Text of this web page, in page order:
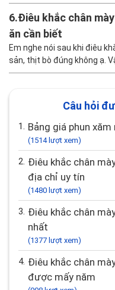
5.Điêu khắc chân
phẩm cần kiêng
Em mới làm điêu khắc chân
hỏi kỹ thuật viên nên kiêng
6.Điêu khắc chân
Em nghe nói sau khi điêu
Câu hỏi
Bảng giá phun
(1514 lượt xem)
Điêu khắc chân mày ở đâu đẹp TPHCM? Gợi ý 10
địa chỉ uy tín
(1480 lượt xem)
Điêu khắc chân mày giá bao nhiêu? Bảng giá mới
nhất